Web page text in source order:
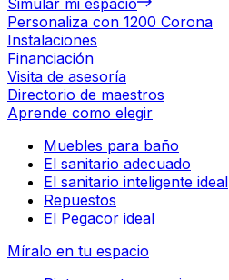
Simular mi espacio
Personaliza con 1200 Corona
Instalaciones
Financiación
Visita de asesoría
Directorio de maestros
Aprende como elegir
Muebles para baño
El sanitario adecuado
El sanitario inteligente ideal
Repuestos
El Pegacor ideal
Míralo en tu espacio